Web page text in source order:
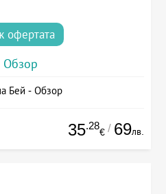
офертата
Обзор
Бей - Обзор
35.28
€ / 69лв.